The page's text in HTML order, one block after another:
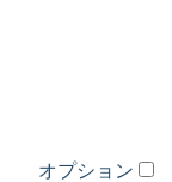
オプション